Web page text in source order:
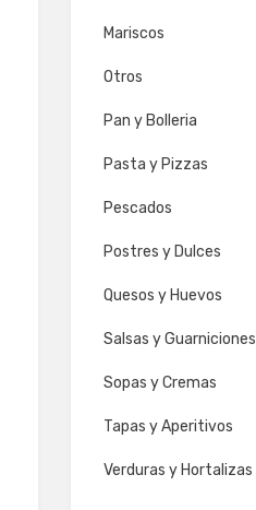
Mariscos
Otros
Pan y Bolleria
Pasta y Pizzas
Pescados
Postres y Dulces
Quesos y Huevos
Salsas y Guarniciones
Sopas y Cremas
Tapas y Aperitivos
Verduras y Hortalizas